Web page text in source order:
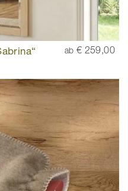
ab € 259,00